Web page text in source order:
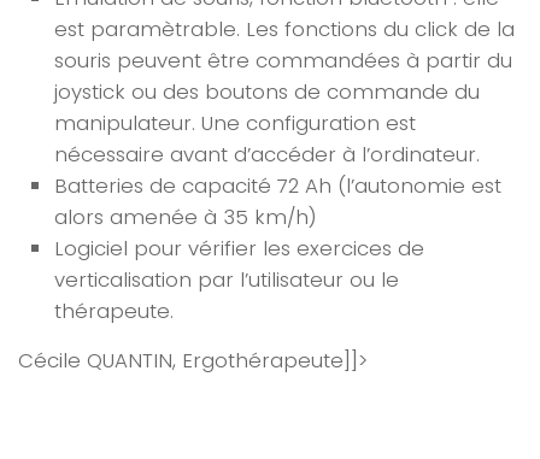
est paramètrable. Les fonctions du click de la
souris peuvent être commandées à partir du
joystick ou des boutons de commande du
manipulateur. Une configuration est
nécessaire avant d’accéder à l’ordinateur.
Batteries de capacité 72 Ah (l’autonomie est
alors amenée à 35 km/h)
Logiciel pour vérifier les exercices de
verticalisation par l’utilisateur ou le
thérapeute.
Cécile QUANTIN, Ergothérapeute]]>